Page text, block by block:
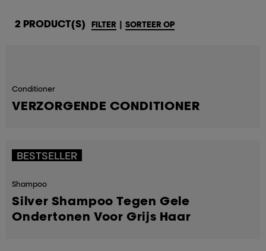
2 PRODUCT(S) FILTER SORTEER OP
Conditioner
VERZORGENDE CONDITIONER
BESTSELLER
Shampoo
Silver Shampoo Tegen Gele
Ondertonen Voor Grijs Haar